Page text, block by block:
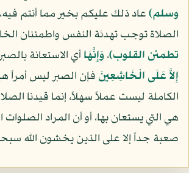
وسلم)عاد ذلك عليكم بخير مما أنتم فيه،
الصلاة توجب تهدئة النفس واطمئنان
تطمئن القلوب)،وَإِنَّهَاأي الاستعانة
إِلاَّ عَلَى الْخَاشِعِينَ فإن الصبر ليس أمراً
الكاملة ليست عملاً سهلاً، إنما قيدنا الصلاة
هي التي يستعان بها، أو أن المراد الصلوات
صعبة جداً إلا على الذين يخشون الله